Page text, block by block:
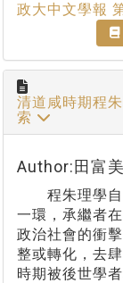
政大中文學報
清道咸時期程
索
Author:田富美
程朱理學自
一環，承繼者
政治社會的衝
整或轉化，去
時期被後世學